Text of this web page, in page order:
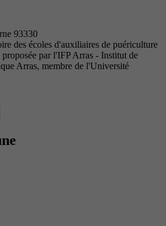
93330
des écoles d'auxiliaires de puériculture
proposée par l'IFP Arras - Institut de
Arras, membre de l'Université